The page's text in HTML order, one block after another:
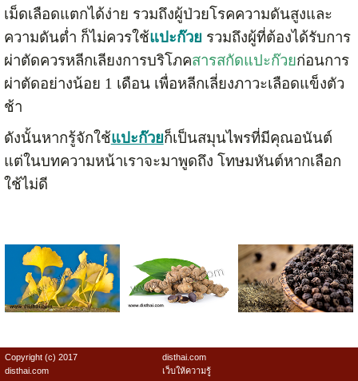
เม็ดเลือดแตกได้ง่าย รวมถึงผู้ป่วยโรคความดันสูงและ
ความดันต่ำ ก็ไม่ควรใช้แปะก๊วย รวมถึงผู้ที่ต้องได้รับการ
ผ่าตัดควรหลีกเลียงการบริโภคสารสกัดแปะก๊วยก่อนการ
ผ่าตัดอย่างน้อย 1 เดือน เพื่อหลีกเลี่ยงภาวะเลือดแข็งตัว
ช้า
ดังนั้นหากรู้จักใช้แปะก๊วยก็เป็นสมุนไพรที่มีคุณอนันต์
แต่ในบทความหน้าเราจะมาพูดถึง โทษมหันต์หากเลือก
ใช้ไม่ดี
Copyright (c) 2017
disthai.com
disthai.com
เว็บให้ความรู้